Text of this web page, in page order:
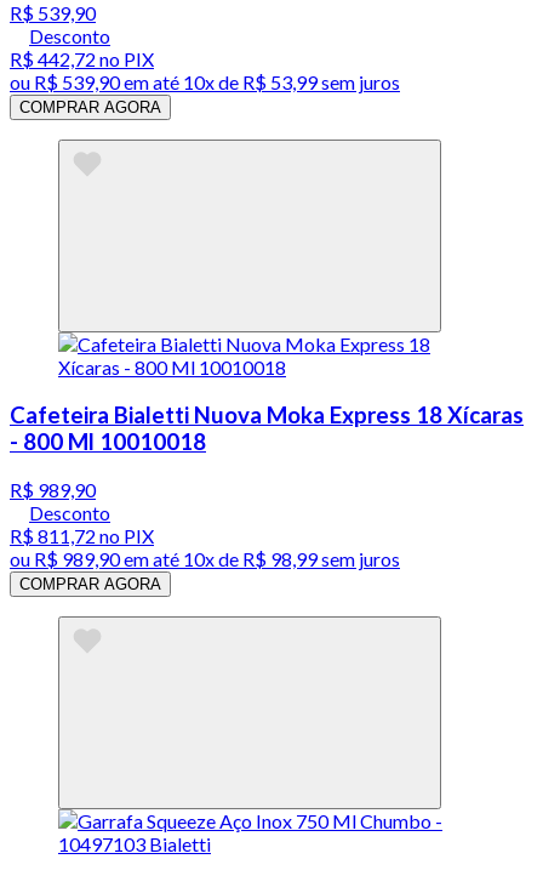
R$ 539,90
Desconto
R$ 442,72 no PIX
ou R$ 539,90em até 10x de R$ 53,99 sem juros
COMPRAR AGORA
Cafeteira Bialetti Nuova Moka Express 18 Xícaras
- 800 Ml 10010018
R$ 989,90
Desconto
R$ 811,72 no PIX
ou R$ 989,90em até 10x de R$ 98,99 sem juros
COMPRAR AGORA